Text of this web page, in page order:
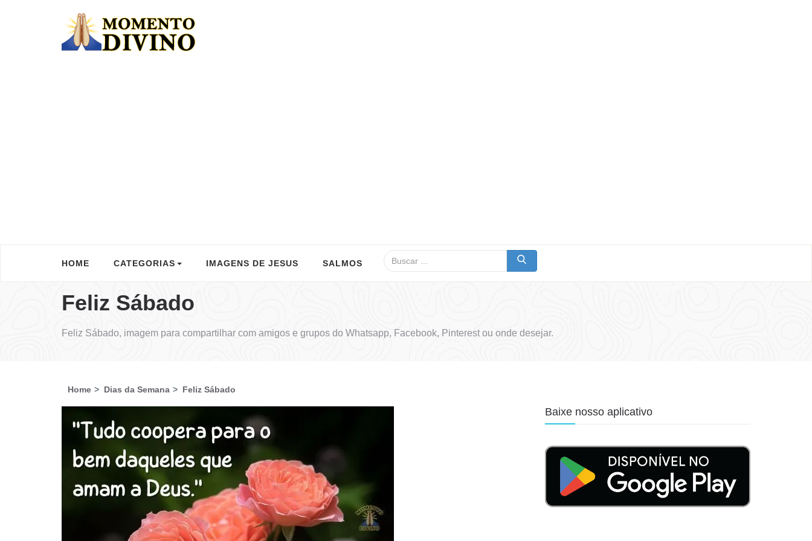
HOME CATEGORIAS IMAGENS DE JESUS SALMOS
Feliz Sábado
Feliz Sábado, imagem para compartilhar com amigos e grupos do Whatsapp, Facebook, Pinterest ou onde desejar.
Home Dias da Semana Feliz Sábado
Baixe nosso aplicativo